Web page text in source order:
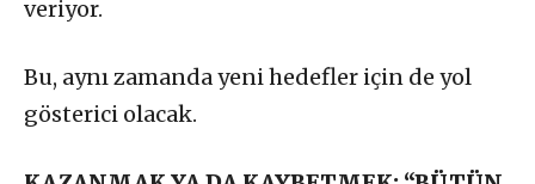
veriyor.
Bu, aynı zamanda yeni hedefler için de yol
gösterici olacak.